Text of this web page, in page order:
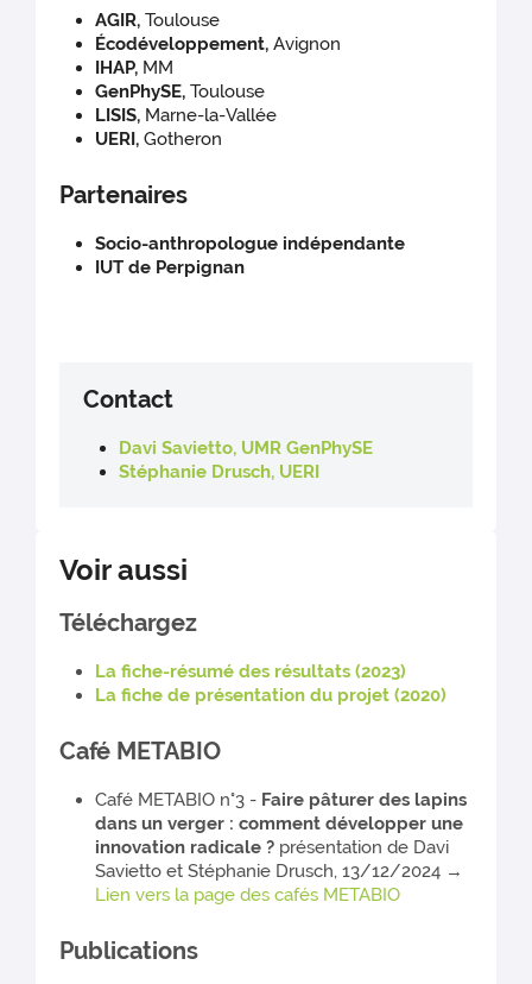
AGIR, Toulouse
Écodéveloppement, Avignon
IHAP, MM
GenPhySE, Toulouse
LISIS, Marne-la-Vallée
UERI, Gotheron
Partenaires
Socio-anthropologue indépendante
IUT de Perpignan
Contact
Davi Savietto, UMR GenPhySE
Stéphanie Drusch, UERI
Voir aussi
Téléchargez
La fiche-résumé des résultats (2023)
La fiche de présentation du projet (2020)
Café METABIO
Café METABIO n°3 - Faire pâturer des lapins
dans un verger : comment développer une
innovation radicale ? présentation de Davi
Savietto et Stéphanie Drusch, 13/12/2024 →
Lien vers la page des cafés METABIO
Publications